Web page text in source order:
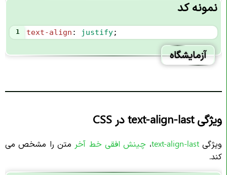
نمونه کد
1 text-align : justify;
آزمایشگاه
ویژگی text-align-last در CSS
ویژگیtext-align-last ، چینش افقی خط آخر متن را مشخص می
کند.